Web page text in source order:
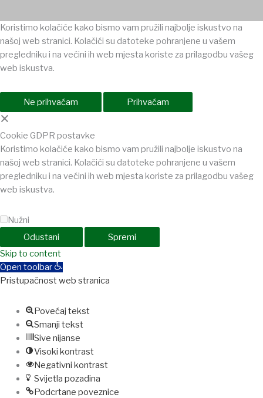
Koristimo kolačiće kako bismo vam pružili najbolje iskustvo na
našoj web stranici. Kolačići su datoteke pohranjene u vašem
pregledniku i na većini ih web mjesta koriste za prilagodbu vašeg
web iskustva.
Ne prihvaćam Prihvaćam
×
Cookie GDPR postavke
Koristimo kolačiće kako bismo vam pružili najbolje iskustvo na
našoj web stranici. Kolačići su datoteke pohranjene u vašem
pregledniku i na većini ih web mjesta koriste za prilagodbu vašeg
web iskustva.
Nužni
Odustani
Spremi
Holiganbet
Skip to content
Open toolbar
Pristupačnost web stranica
Povećaj tekst
Smanji tekst
Sive nijanse
Visoki kontrast
Negativni kontrast
Svijetla pozadina
Podcrtane poveznice